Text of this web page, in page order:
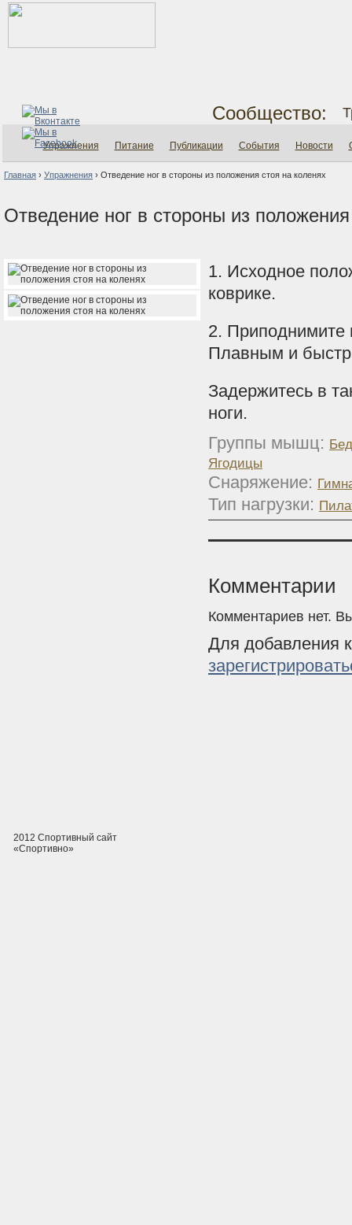
Сообщество:
Упражнения Питание Публикации События Новости
Главная › Упражнения › Отведение ног в стороны из положения стоя на коленях
Отведение ног в стороны из
1. Исходное
коврике.
2. Приподнимите
Плавным и
Задержитесь в
ноги.
Группы мышц:
Ягодицы
Снаряжение:
Тип нагрузки:
Комментарии
Комментариев нет.
Для добавления
2012 Спортивный сайт
«Спортивно»